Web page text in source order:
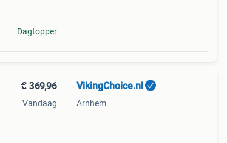
Dagtopper
€ 369,96
Vandaag
VikingChoice.nl
Arnhem